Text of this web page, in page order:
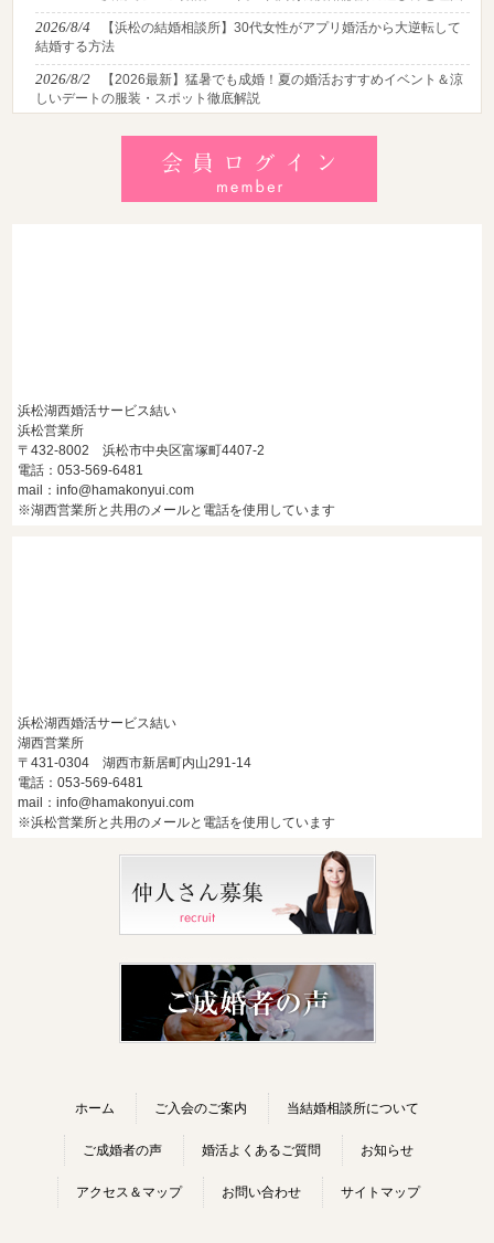
2026/8/4
【浜松の結婚相談所】30代女性がアプリ婚活から大逆転して
結婚する方法
2026/8/2
【2026最新】猛暑でも成婚！夏の婚活おすすめイベント＆涼
しいデートの服装・スポット徹底解説
後半・40代からの大人の成婚術
【浜松】30代・40代男性で「モテない男」の共通点とは？
地元の婚活女子が避けるNGな特徴3選
浜松湖西婚活サービス結い
浜松営業所
〒432-8002 浜松市中央区富塚町4407-2
電話：053-569-6481
mail：info@hamakonyui.com
※湖西営業所と共用のメールと電話を使用しています
浜松湖西婚活サービス結い
湖西営業所
〒431-0304 湖西市新居町内山291-14
電話：053-569-6481
mail：info@hamakonyui.com
※浜松営業所と共用のメールと電話を使用しています
ホーム ご入会のご案内 当結婚相談所について
ご成婚者の声 婚活よくあるご質問 お知らせ
アクセス＆マップ お問い合わせ サイトマップ